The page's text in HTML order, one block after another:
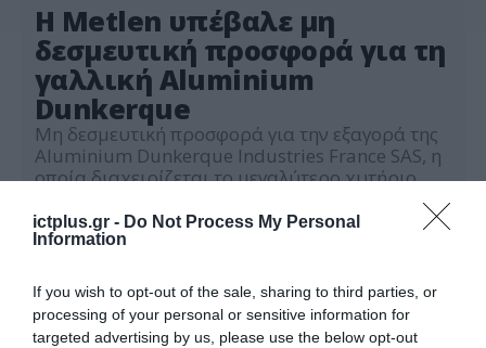
ictplus.gr - Do Not Process My Personal
Information
If you wish to opt-out of the sale, sharing to third parties, or
processing of your personal or sensitive information for
targeted advertising by us, please use the below opt-out
Η Metlen υπέβαλε μη
δεσμευτική προσφορά για τη
γαλλική Aluminium
Dunkerque
Μη δεσμευτική προσφορά για την εξαγορά της
Aluminium Dunkerque Industries France SAS, η
οποία διαχειρίζεται το μεγαλύτερο χυτήριο
αλουμινίου στην Ευρωπαϊκή Ένωση, υπέβαλε η
Metlen, σύμφωνα με πηγές που επικαλείται το
Bloomberg. Σύμφωνα με το πρακτορείο, η
American Industrial Partners LP (AIP) εξετάζει
την πώληση της γαλλικής εταιρείας, για την
οποία […]